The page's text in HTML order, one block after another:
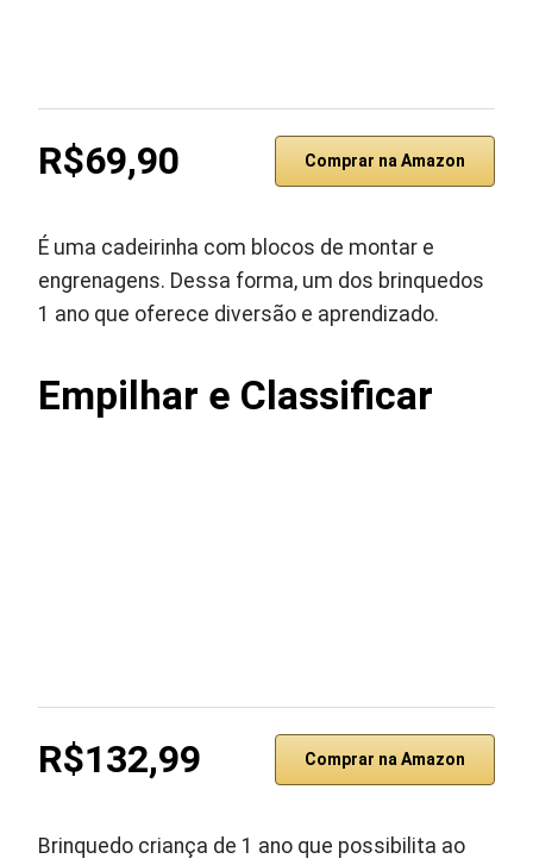
R$69,90 Comprar na Amazon
É uma cadeirinha com blocos de montar e
engrenagens. Dessa forma, um dos brinquedos
1 ano que oferece diversão e aprendizado.
Empilhar e Classificar
R$132,99 Comprar na Amazon
Brinquedo criança de 1 ano que possibilita ao